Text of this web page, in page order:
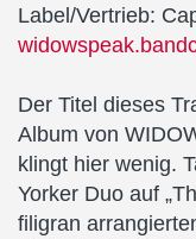
Label/Vertrieb:
Der Titel dieses
Album von
klingt hier wenig.
Yorker Duo auf
filigran